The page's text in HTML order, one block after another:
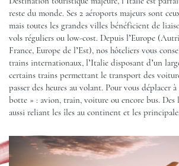
reste du monde. Ses 2 aéroports majeurs sont
mais toutes les grandes villes bénéficient de
vols réguliers ou low-cost. Depuis l’Europe
France, Europe de l’Est), nos hôteliers vous
trains internationaux, l’Italie disposant d’un
certains trains permettant le transport des
passer des heures au volant. Pour vous déplacer
botte » : avion, train, voiture ou encore bus.
aussi reliant les îles au continent et les